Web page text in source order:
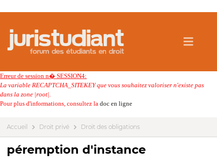
Erreur de session n� SESSION4:
La variable RECAPTCHA_SITEKEY que vous souhaitez valoriser n'existe pas
dans la zone |root|.
Pour plus d'informations, consultez la doc en ligne
Accueil Droit privé Droit des obligations
péremption d'instance